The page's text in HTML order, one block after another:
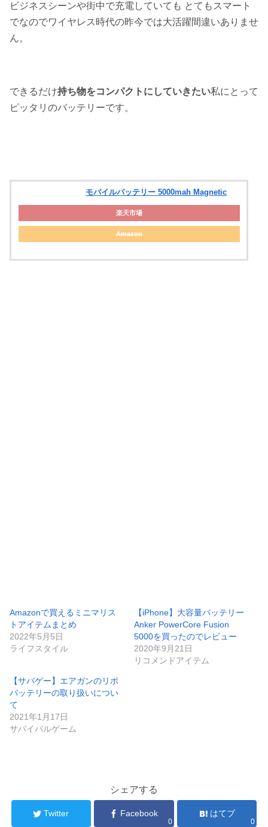
ビジネスシーンや街中で充電していても とてもスマート
でなのでワイヤレス時代の昨今では大活躍間違いありませ
ん。
できるだけ持ち物をコンパクトにしていきたい私にとって
ピッタリのバッテリーです。
モバイルバッテリー 5000mah Magnetic
楽天市場
Amazon
Amazonで買えるミニマリス
トアイテムまとめ
2022年5月5日
ライフスタイル
【iPhone】大容量バッテリー
Anker PowerCore Fusion
5000を買ったのでレビュー
2020年9月21日
リコメンドアイテム
【サバゲー】エアガンのリポ
バッテリーの取り扱いについ
て
2021年1月17日
サバイバルゲーム
シェアする
Twitter Facebook
0
はてブ
0